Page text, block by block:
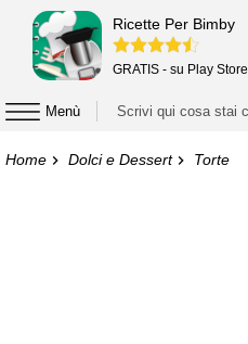
Ricette Per Bimby
GRATIS - su Play Store
Menù
Home Dolci e Dessert Torte